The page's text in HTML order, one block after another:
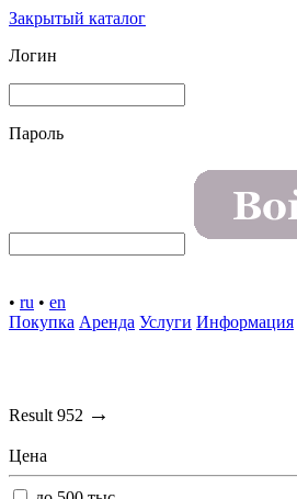
Закрытый каталог
Логин
Пароль
• ru • en
Покупка Аренда Услуги Информация
Result 952 →
Цена